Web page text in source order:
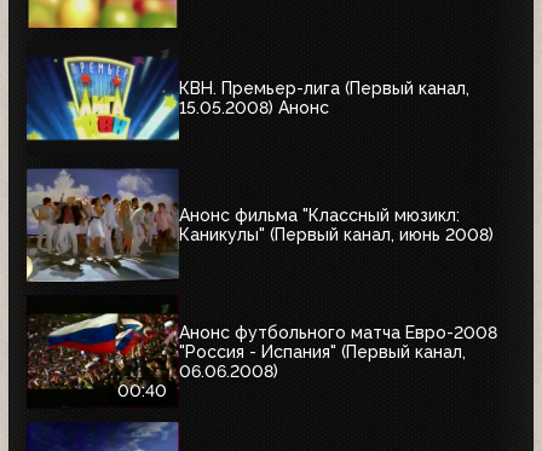
КВН. Премьер-лига (Первый канал,
15.05.2008) Анонс
Анонс фильма "Классный мюзикл:
Каникулы" (Первый канал, июнь 2008)
00:40
Анонс футбольного матча Евро-2008
"Россия - Испания" (Первый канал,
06.06.2008)